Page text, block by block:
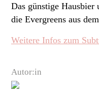
Autor:in
Das günstige Hausbier
die Evergreens aus
Weitere Infos zum